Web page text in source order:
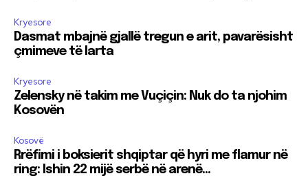
Kryesore
Dasmat mbajnë gjallë tregun e arit, pavarësisht
çmimeve të larta
Kryesore
Zelensky në takim me Vuçiçin: Nuk do ta njohim
Kosovën
Kosovë
Rrëfimi i boksierit shqiptar që hyri me flamur në
ring: Ishin 22 mijë serbë në arenë…